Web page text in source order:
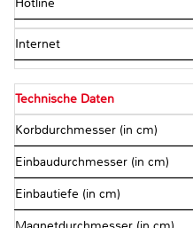
Hotline
Internet
Technische Daten
Korbdurchmesser (in cm)
Einbaudurchmesser (in cm)
Einbautiefe (in cm)